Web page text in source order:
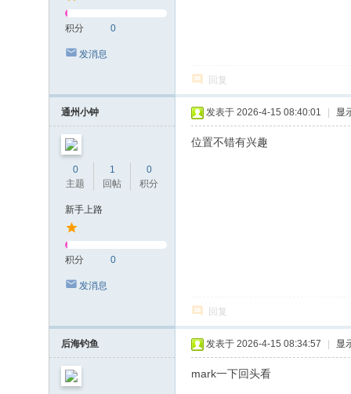
积分 0
发消息
回复
通州小钟
0
主题
1
回帖
0
积分
新手上路
积分 0
发消息
发表于 2026-4-15 08:40:01 显
位置不错有兴趣
回复
后海钓鱼 发表于 2026-4-15 08:34:57 显
mark一下回头看